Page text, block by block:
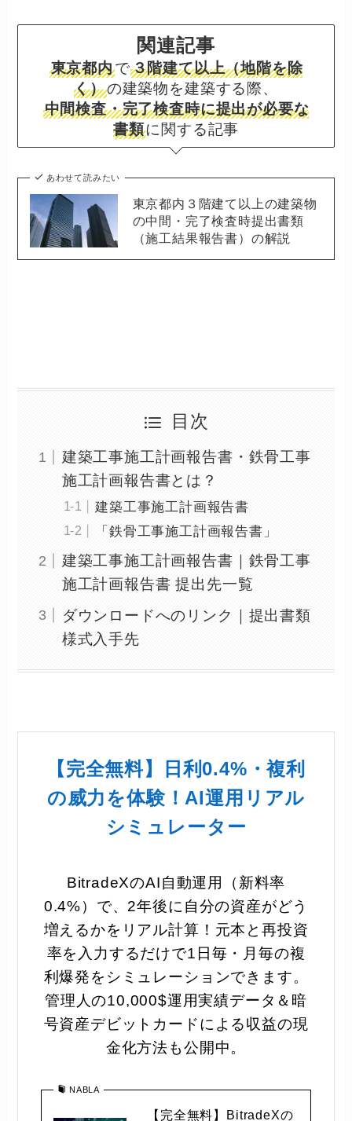
関連記事
東京都内で３階建て以上（地階を除
く）の建築物を建築する際、
中間検査・完了検査時に提出が必要な
書類に関する記事
あわせて読みたい
東京都内３階建て以上の建築物
の中間・完了検査時提出書類
（施工結果報告書）の解説
目次
建築工事施工計画報告書・鉄骨工事
施工計画報告書とは？
建築工事施工計画報告書
「鉄骨工事施工計画報告書」
建築工事施工計画報告書｜鉄骨工事
施工計画報告書 提出先一覧
ダウンロードへのリンク｜提出書類
様式入手先
【完全無料】日利0.4%・複利
の威力を体験！AI運用リアル
シミュレーター
BitradeXのAI自動運用（新料率
0.4%）で、2年後に自分の資産がどう
増えるかをリアル計算！元本と再投資
率を入力するだけで1日毎・月毎の複
利爆発をシミュレーションできます。
管理人の10,000$運用実績データ＆暗
号資産デビットカードによる収益の現
金化方法も公開中。
NABLA
【完全無料】BitradeXの